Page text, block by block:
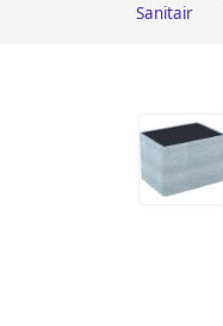
Sanitair